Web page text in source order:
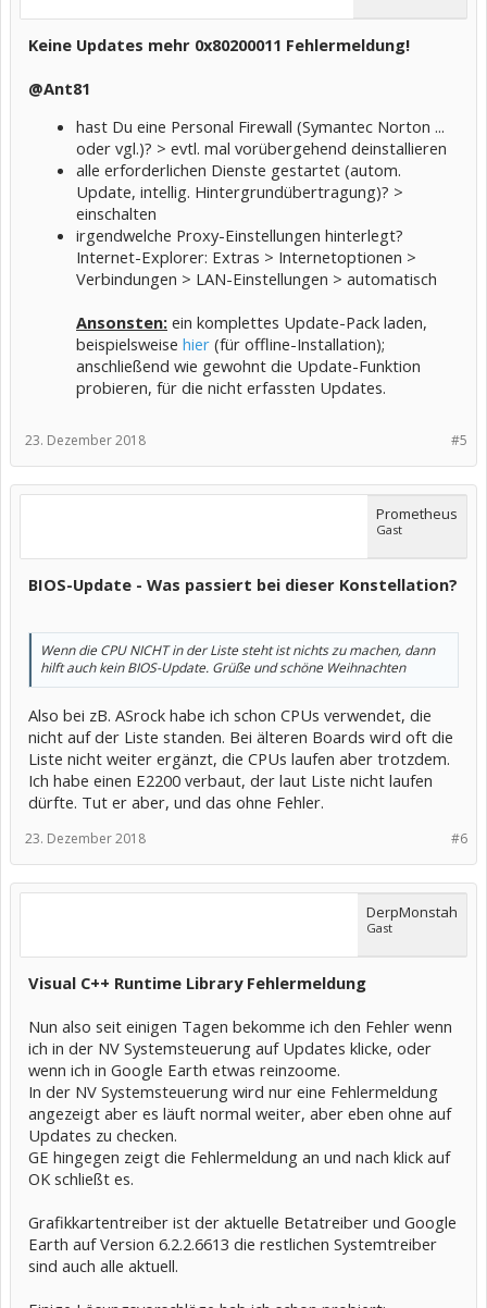
Keine Updates mehr 0x80200011 Fehlermeldung!
@Ant81
hast Du eine Personal Firewall (Symantec Norton ...
oder vgl.)? > evtl. mal vorübergehend deinstallieren
alle erforderlichen Dienste gestartet (autom.
Update, intellig. Hintergrundübertragung)? >
einschalten
irgendwelche Proxy-Einstellungen hinterlegt?
Internet-Explorer: Extras > Internetoptionen >
Verbindungen > LAN-Einstellungen > automatisch
Ansonsten: ein komplettes Update-Pack laden,
beispielsweise hier (für offline-Installation);
anschließend wie gewohnt die Update-Funktion
probieren, für die nicht erfassten Updates.
#5
23. Dezember 2018
Prometheus
Gast
BIOS-Update - Was passiert bei dieser Konstellation?
Wenn die CPU NICHT in der Liste steht ist nichts zu machen, dann
hilft auch kein BIOS-Update. Grüße und schöne Weihnachten
Also bei zB. ASrock habe ich schon CPUs verwendet, die
nicht auf der Liste standen. Bei älteren Boards wird oft die
Liste nicht weiter ergänzt, die CPUs laufen aber trotzdem.
Ich habe einen E2200 verbaut, der laut Liste nicht laufen
dürfte. Tut er aber, und das ohne Fehler.
#6
23. Dezember 2018
DerpMonstah
Gast
Visual C++ Runtime Library Fehlermeldung
Nun also seit einigen Tagen bekomme ich den Fehler wenn
ich in der NV Systemsteuerung auf Updates klicke, oder
wenn ich in Google Earth etwas reinzoome.
In der NV Systemsteuerung wird nur eine Fehlermeldung
angezeigt aber es läuft normal weiter, aber eben ohne auf
Updates zu checken.
GE hingegen zeigt die Fehlermeldung an und nach klick auf
OK schließt es.
Grafikkartentreiber ist der aktuelle Betatreiber und Google
Earth auf Version 6.2.2.6613 die restlichen Systemtreiber
sind auch alle aktuell.